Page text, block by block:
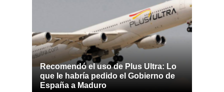
Recomendó el uso de Plus Ultra: Lo
que le habría pedido el Gobierno de
España a Maduro